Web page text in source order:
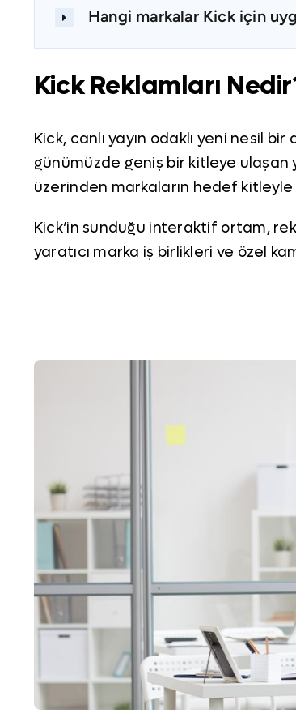
Hangi markalar Kick için
Kick Reklamları
Kick, canlı yayın odaklı yeni nesil
günümüzde geniş bir kitleye ulaşan
üzerinden markaların hedef kitleyle
Kick’in sunduğu interaktif ortam,
yaratıcı marka iş birlikleri ve özel
arasında güçlü bir bağ olması,
sağlar. Platformun sunduğu
birlikleri gerçekleştirebilir.
Kick Reklamlarının
Kick reklam stratejileri,
sunar.
Yayıncı Seçimi ve Kitle Uyumu
Kick’te reklam kampanyalarının
markanın hedef kitlesiyle uyumlu